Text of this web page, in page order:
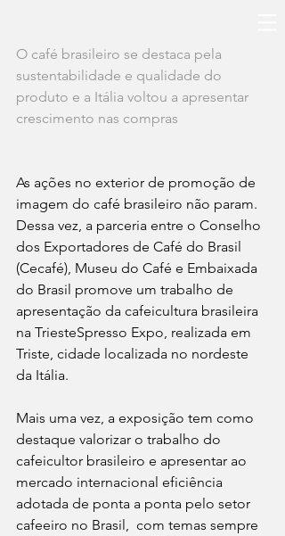
O café brasileiro se destaca pela
sustentabilidade e qualidade do
produto e a Itália voltou a apresentar
crescimento nas compras
As ações no exterior de promoção de
imagem do café brasileiro não param.
Dessa vez, a parceria entre o Conselho
dos Exportadores de Café do Brasil
(Cecafé), Museu do Café e Embaixada
do Brasil promove um trabalho de
apresentação da cafeicultura brasileira
na TriesteSpresso Expo, realizada em
Triste, cidade localizada no nordeste
da Itália.
Mais uma vez, a exposição tem como
destaque valorizar o trabalho do
cafeicultor brasileiro e apresentar ao
mercado internacional eficiência
adotada de ponta a ponta pelo setor
cafeeiro no Brasil,  com temas sempre